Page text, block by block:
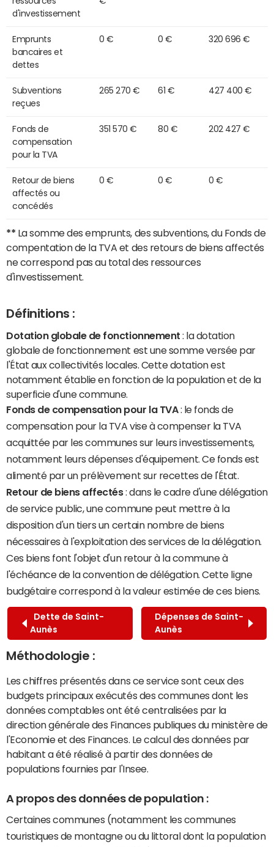
d'investissement
Emprunts
bancaires et
dettes
0 € 0 € 320 696 €
Subventions
reçues
265 270 € 61 € 427 400 €
Fonds de
compensation
pour la TVA
351 570 € 80 € 202 427 €
Retour de biens
affectés ou
concédés
0 € 0 € 0 €
** La somme des emprunts, des subventions, du Fonds de
compentation de la TVA et des retours de biens affectés
ne correspond pas au total des ressources
d'investissement.
Définitions :
Dotation globale de fonctionnement : la dotation
globale de fonctionnement est une somme versée par
l'État aux collectivités locales. Cette dotation est
notamment établie en fonction de la population et de la
superficie d'une commune.
Fonds de compensation pour la TVA: le fonds de
compensation pour la TVA vise à compenser la TVA
acquittée par les communes sur leurs investissements,
notamment leurs dépenses d'équipement. Ce fonds est
alimenté par un prélèvement sur recettes de l'État.
Retour de biens affectés: dans le cadre d'une délégation
de service public, une commune peut mettre à la
disposition d'un tiers un certain nombre de biens
nécessaires à l'exploitation des services de la délégation.
Ces biens font l'objet d'un retour à la commune à
l'échéance de la convention de délégation. Cette ligne
budgétaire correspond à la valeur estimée de ces biens.
Dette de Saint-
Aunès
Dépenses de Saint-
Aunès
Méthodologie :
Les chiffres présentés dans ce service sont ceux des
budgets principaux exécutés des communes dont les
données comptables ont été centralisées par la
direction générale des Finances publiques du ministère de
l'Economie et des Finances. Le calcul des données par
habitant a été réalisé à partir des données de
populations fournies par l'Insee.
A propos des données de population :
Certaines communes (notamment les communes
touristiques de montagne ou du littoral dont la population